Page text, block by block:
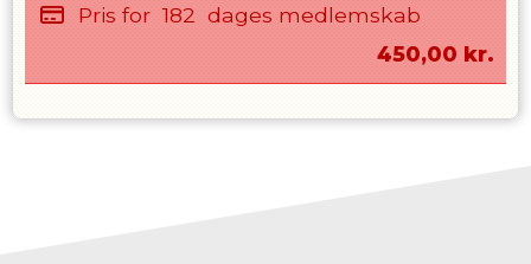
Pris for 182 dages medlemskab
450,00 kr.